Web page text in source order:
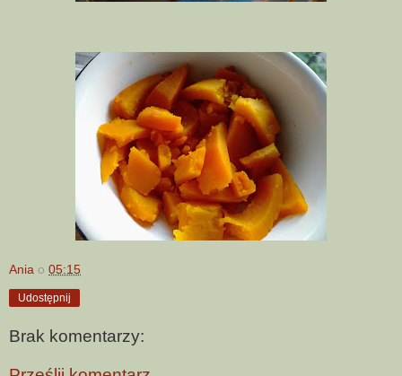
Ania o 05:15
Udostępnij
Brak komentarzy: